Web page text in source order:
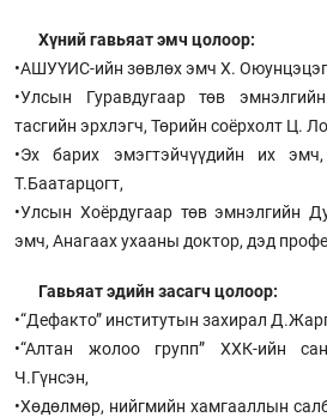
Хүний гавьяат эмч цолоор:
•АШУҮИС-ийн зөвлөх эмч Х.
•Улсын Гуравдугаар төв
тасгийн эрхлэгч, Төрийн соёрхолт Ц.
•Эх барих эмэгтэйчүүдийн их
Т.Баатарцогт,
•Улсын Хоёрдугаар төв эмнэлгийн
эмч, Анагаах ухааны доктор, дэд
Гавьяат эдийн засагч цолоор:
•“Дефакто” институтын захирал
•“Алтан жолоо групп” ХХК-ийн
Ч.Гүнсэн,
•Хөдөлмөр, нийгмийн хамгааллын